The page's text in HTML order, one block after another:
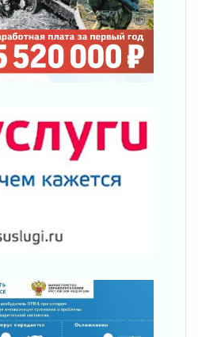
для детей и взрослых
День Воздушно-
заслуги жителей перед
напомнит жителям
нашли в Кировском